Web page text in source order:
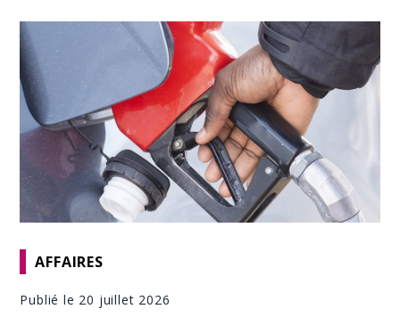
AFFAIRES
Publié le 20 juillet 2026